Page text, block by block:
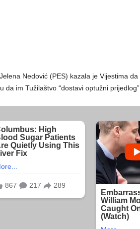
Nedović (PES) kazala je Vijestima
im Tužilaštvo “dostavi optužni prijedlog”.